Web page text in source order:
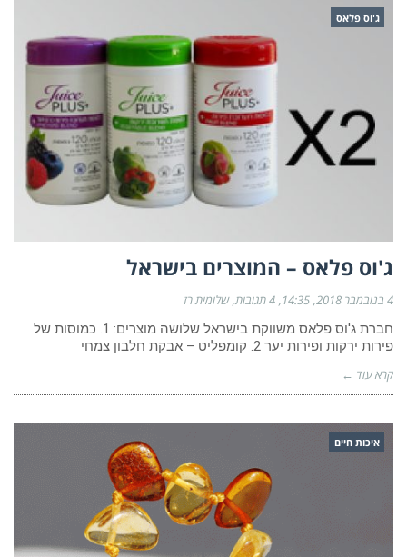
ג'וס פלאס
ג'וס פלאס – המוצרים בישראל
4 בנובמבר 2018 14:35 4 תגובות
שלומית רז
חברת ג'וס פלאס משווקת בישראל שלושה מוצרים: 1. כמוסות של
פירות ירקות ופירות יער 2. קומפליט – אבקת חלבון צמחי
קרא עוד ←
איכות חיים